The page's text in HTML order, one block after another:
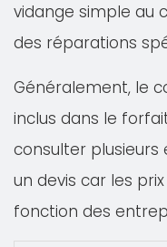
vidange simple au
des réparations
Généralement, le
inclus dans le
consulter
un devis car les
fonction des